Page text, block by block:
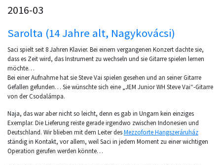
2016-03
Sarolta (14 Jahre alt, Nagykovácsi)
Saci spielt seit 8 Jahren Klavier. Bei einem vergangenen Konzert dachte sie,
dass es Zeit wird, das Instrument zu wechseln und sie Gitarre spielen lernen
möchte…
Bei einer Aufnahme hat sie Steve Vai spielen gesehen und an seiner Gitarre
Gefallen gefunden… Sie wünschte sich eine „JEM Junior WH Steve Vai“-Gitarre
von der Csodalámpa.
Naja, das war aber nicht so leicht, denn es gab in Ungarn kein einziges
Exemplar. Die Lieferung reiste gerade irgendwo zwischen Indonesien und
Deutschland. Wir blieben mit dem Leiter desMezzoforte Hangszeráruház
ständig in Kontakt, vor allem, weil Saci in jedem Moment zu einer wichtigen
Operation gerufen werden könnte…